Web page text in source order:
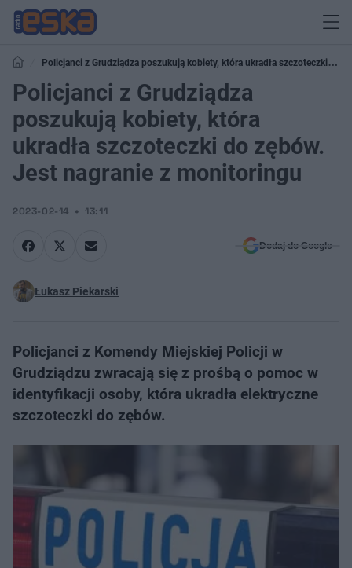
Policjanci z Grudziądza poszukują kobiety, która ukradła szczoteczki do
zębów. Jest nagranie z monitoringu
Policjanci z Grudziądza
poszukują kobiety, która
ukradła szczoteczki do zębów.
Jest nagranie z monitoringu
2023-02-14 13:11
Dodaj do Google
Łukasz Piekarski
Policjanci z Komendy Miejskiej Policji w
Grudziądzu zwracają się z prośbą o pomoc w
identyfikacji osoby, która ukradła elektryczne
szczoteczki do zębów.